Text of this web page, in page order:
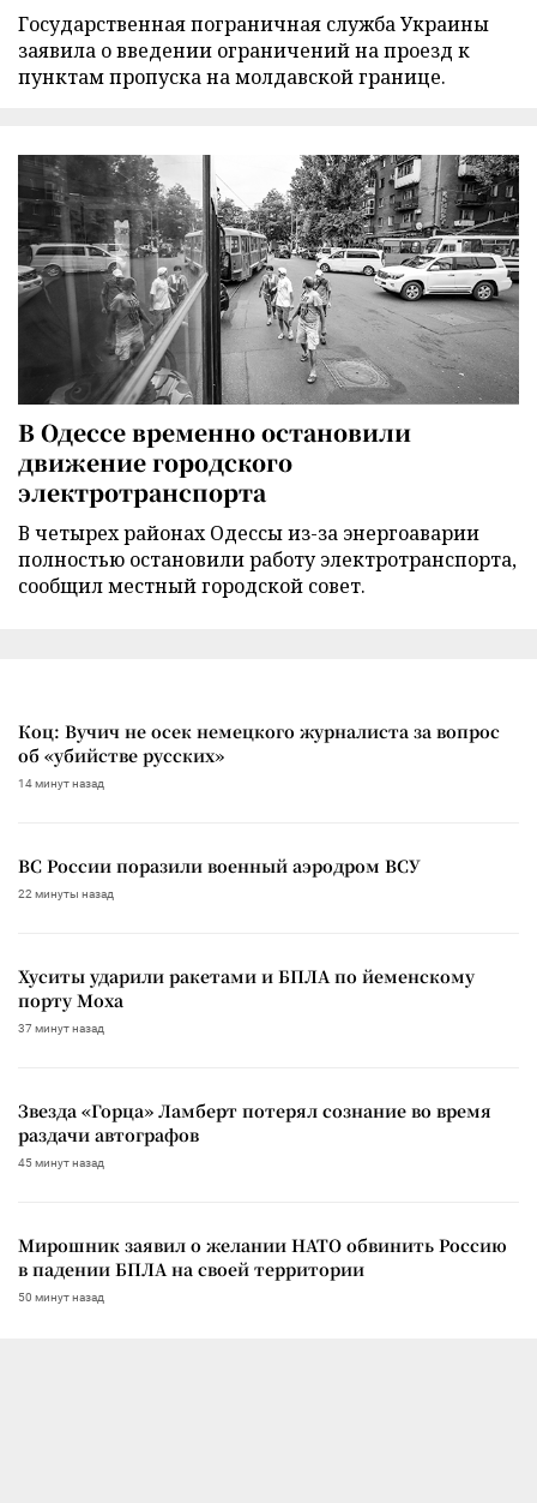
Государственная пограничная служба Украины
заявила о введении ограничений на проезд к
пунктам пропуска на молдавской границе.
В Одессе временно остановили
движение городского
электротранспорта
В четырех районах Одессы из-за энергоаварии
полностью остановили работу электротранспорта,
сообщил местный городской совет.
Коц: Вучич не осек немецкого журналиста за вопрос
об «убийстве русских»
14 минут назад
ВС России поразили военный аэродром ВСУ
22 минуты назад
Хуситы ударили ракетами и БПЛА по йеменскому
порту Моха
37 минут назад
Звезда «Горца» Ламберт потерял сознание во время
раздачи автографов
45 минут назад
Мирошник заявил о желании НАТО обвинить Россию
в падении БПЛА на своей территории
50 минут назад